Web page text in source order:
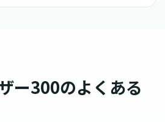
ー300のよくある